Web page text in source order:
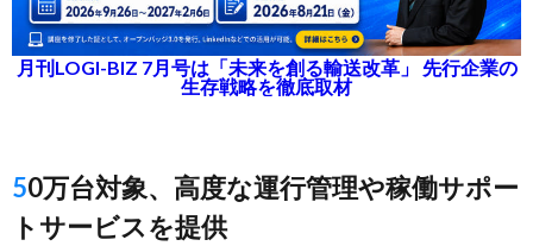
月刊LOGI-BIZ 7月号は「未来を創る輸送改革」 先行企業の
生存戦略を徹底取材
50万台対象、高度な運行管理や稼働サポー
トサービスを提供